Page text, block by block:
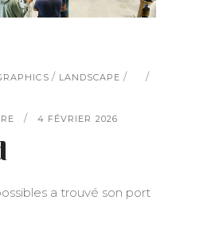
/ LANDSCAPE /
4 FÉVRIER 2026
a trouvé son port